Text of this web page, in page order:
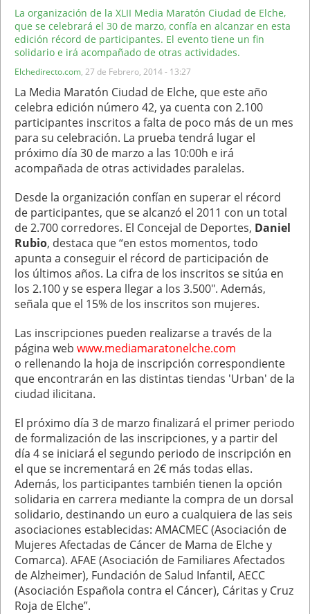
La organización de la XLII Media Maratón Ciudad de Elche,
que se celebrará el 30 de marzo, confía en alcanzar en esta
edición récord de participantes. El evento tiene un fin
solidario e irá acompañado de otras actividades.
Elchedirecto.com, 27 de Febrero, 2014 - 13:27
La Media Maratón Ciudad de Elche, que este año
celebra edición número 42, ya cuenta con 2.100
participantes inscritos a falta de poco más de un mes
para su celebración. La prueba tendrá lugar el
próximo día 30 de marzo a las 10:00h e irá
acompañada de otras actividades paralelas.
Desde la organización confían en superar el récord
de participantes, que se alcanzó el 2011 con un total
de 2.700 corredores. El Concejal de Deportes, Daniel
Rubio, destaca que “en estos momentos, todo
apunta a conseguir el récord de participación de
los últimos años. La cifra de los inscritos se sitúa en
los 2.100 y se espera llegar a los 3.500". Además,
señala que el 15% de los inscritos son mujeres.
Las inscripciones pueden realizarse a través de la
página web www.mediamaratonelche.com
o rellenando la hoja de inscripción correspondiente
que encontrarán en las distintas tiendas 'Urban' de la
ciudad ilicitana.
El próximo día 3 de marzo finalizará el primer periodo
de formalización de las inscripciones, y a partir del
día 4 se iniciará el segundo periodo de inscripción en
el que se incrementará en 2€ más todas ellas.
Además, los participantes también tienen la opción
solidaria en carrera mediante la compra de un dorsal
solidario, destinando un euro a cualquiera de las seis
asociaciones establecidas: AMACMEC (Asociación de
Mujeres Afectadas de Cáncer de Mama de Elche y
Comarca). AFAE (Asociación de Familiares Afectados
de Alzheimer), Fundación de Salud Infantil, AECC
(Asociación Española contra el Cáncer), Cáritas y Cruz
Roja de Elche”.